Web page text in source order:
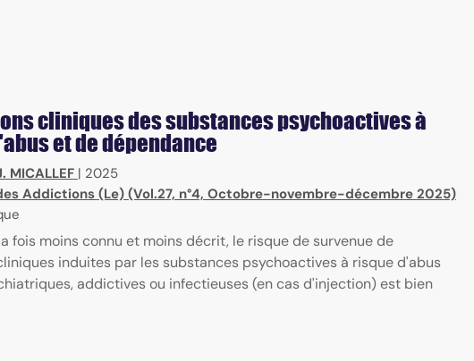
cliniques des substances psychoactives à
et de dépendance
MICALLEF | 2025
Addictions (Le) (Vol.27, n°4, Octobre-novembre-décembre 2025)
la fois moins connu et moins décrit, le risque de survenue de
induites par les substances psychoactives à risque d'abus
addictives ou infectieuses (en cas d'injection) est bien